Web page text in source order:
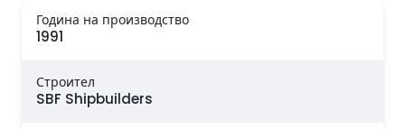
Година на производство
1991
Строител
SBF Shipbuilders